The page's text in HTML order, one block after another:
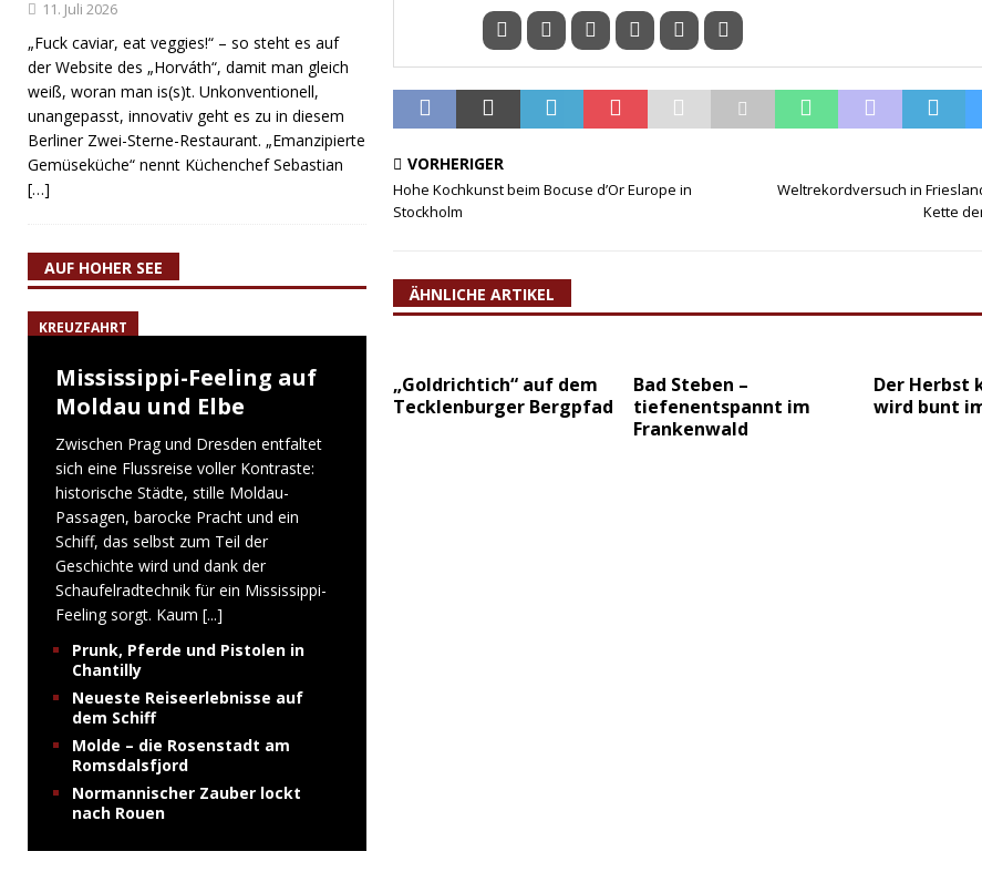
VORHERIGER
Hohe Kochkunst beim Bocuse d’Or Europe in
Stockholm
Weltrekordversuch in
Kette
ÄHNLICHE ARTIKEL
„Goldrichtich“ auf dem
Tecklenburger Bergpfad
Bad Steben –
tiefenentspannt im
Frankenwald
Der Herbst
wird bunt
11. Juli 2026
„Fuck caviar, eat veggies!“ – so steht es auf
der Website des „Horváth“, damit man gleich
weiß, woran man is(s)t. Unkonventionell,
unangepasst, innovativ geht es zu in diesem
Berliner Zwei-Sterne-Restaurant. „Emanzipierte
Gemüseküche“ nennt Küchenchef Sebastian
[…]
AUF HOHER SEE
KREUZFAHRT
Mississippi-Feeling auf
Moldau und Elbe
Zwischen Prag und Dresden entfaltet
sich eine Flussreise voller Kontraste:
historische Städte, stille Moldau-
Passagen, barocke Pracht und ein
Schiff, das selbst zum Teil der
Geschichte wird und dank der
Schaufelradtechnik für ein Mississippi-
Feeling sorgt. Kaum [...]
Prunk, Pferde und Pistolen in
Chantilly
Neueste Reiseerlebnisse auf
dem Schiff
Molde – die Rosenstadt am
Romsdalsfjord
Normannischer Zauber lockt
nach Rouen